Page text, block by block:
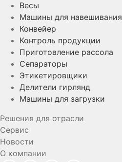
Весы
Машины для навешивания
Конвейер
Контроль продукции
Приготовление рассола
Сепараторы
Этикетировщики
Делители гирлянд
Машины для загрузки
Решения для отрасли
Сервис
Новости
О компании